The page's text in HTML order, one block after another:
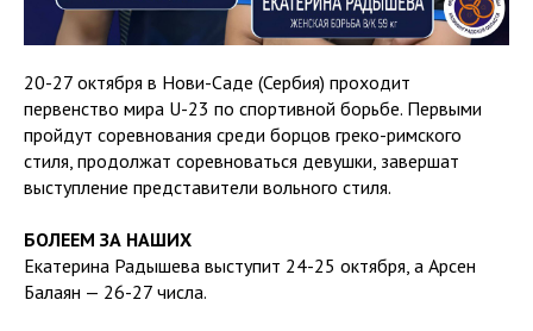
20-27 октября в Нови-Саде (Сербия) проходит
первенство мира U-23 по спортивной борьбе. Первыми
пройдут соревнования среди борцов греко-римского
стиля, продолжат соревноваться девушки, завершат
выступление представители вольного стиля.
БОЛЕЕМ ЗА НАШИХ
Екатерина Радышева выступит 24-25 октября, а Арсен
Балаян — 26-27 числа.